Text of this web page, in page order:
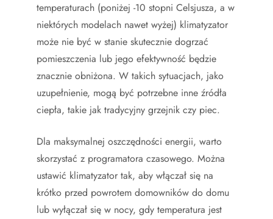
temperaturach (poniżej -10 stopni Celsjusza, a w
niektórych modelach nawet wyżej) klimatyzator
może nie być w stanie skutecznie dogrzać
pomieszczenia lub jego efektywność będzie
znacznie obniżona. W takich sytuacjach, jako
uzupełnienie, mogą być potrzebne inne źródła
ciepła, takie jak tradycyjny grzejnik czy piec.
Dla maksymalnej oszczędności energii, warto
skorzystać z programatora czasowego. Można
ustawić klimatyzator tak, aby włączał się na
krótko przed powrotem domowników do domu
lub wyłączał się w nocy, gdy temperatura jest